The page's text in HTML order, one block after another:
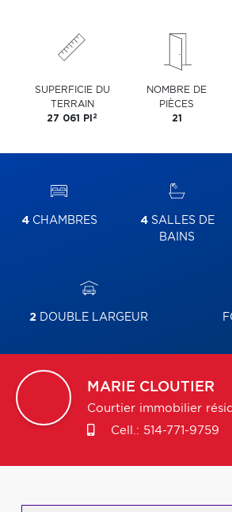
SUPERFICIE DU
TERRAIN
27 061 PI 2
NOMBRE DE
PIÈCES
21
4CHAMBRES 4SALLES DE
BAINS
2 DOUBLE LARGEUR
MARIE CLOUTIER
Courtier immobilier
Cell.: 514-771-9759